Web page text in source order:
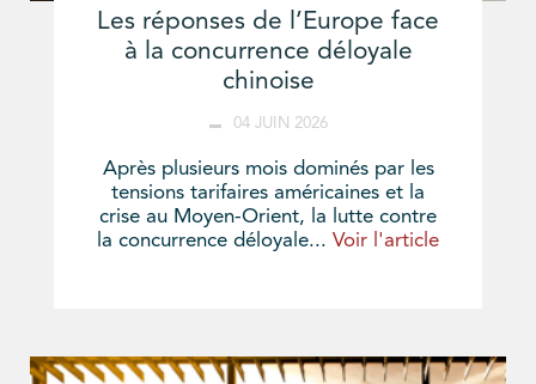
Les réponses de l’Europe face
à la concurrence déloyale
chinoise
04 JUIN 2026
Après plusieurs mois dominés par les
tensions tarifaires américaines et la
crise au Moyen-Orient, la lutte contre
la concurrence déloyale... Voir l'article